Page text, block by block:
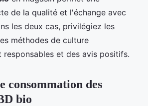
de la qualité et l'échange avec
les deux cas, privilégiez les
méthodes de culture
responsables et des avis positifs.
consommation des
bio